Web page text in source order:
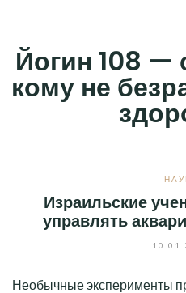
content
Йогин 108 —
кому не
Израильские
управлять
Необычные эксперименты